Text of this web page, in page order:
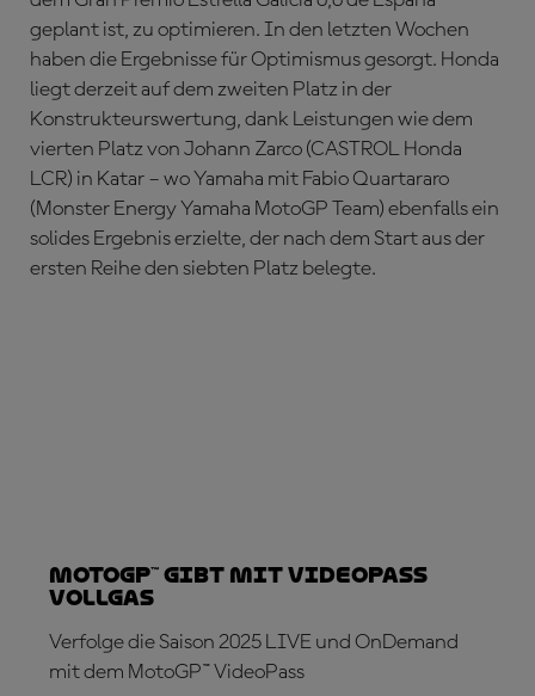
geplant ist, zu optimieren. In den letzten Wochen
haben die Ergebnisse für Optimismus gesorgt. Honda
liegt derzeit auf dem zweiten Platz in der
Konstrukteurswertung, dank Leistungen wie dem
vierten Platz von Johann Zarco (CASTROL Honda
LCR) in Katar – wo Yamaha mit Fabio Quartararo
(Monster Energy Yamaha MotoGP Team) ebenfalls ein
solides Ergebnis erzielte, der nach dem Start aus der
ersten Reihe den siebten Platz belegte.
MotoGP™ gibt mit VideoPass
Vollgas
Verfolge die Saison 2025 LIVE und OnDemand
mit dem MotoGP™ VideoPass